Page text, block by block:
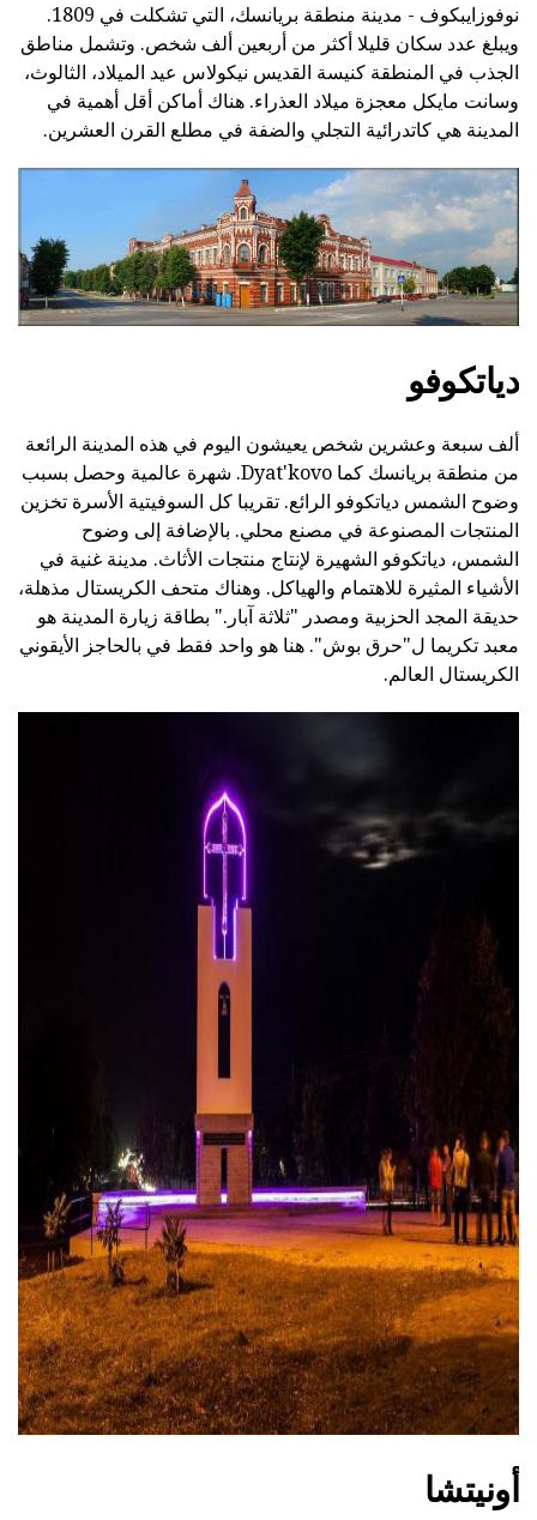
نوفوزايبكوف - مدينة منطقة بريانسك، التي تشكلت في 1809.
ويبلغ عدد سكان قليلا أكثر من أربعين ألف شخص. وتشمل مناطق
الجذب في المنطقة كنيسة القديس نيكولاس عيد الميلاد، الثالوث،
وسانت مايكل معجزة ميلاد العذراء. هناك أماكن أقل أهمية في
المدينة هي كاتدرائية التجلي والضفة في مطلع القرن العشرين.
دياتكوفو
ألف سبعة وعشرين شخص يعيشون اليوم في هذه المدينة الرائعة
من منطقة بريانسك كما Dyat'kovo. شهرة عالمية وحصل بسبب
وضوح الشمس دياتكوفو الرائع. تقريبا كل السوفيتية الأسرة تخزين
المنتجات المصنوعة في مصنع محلي. بالإضافة إلى وضوح
الشمس، دياتكوفو الشهيرة لإنتاج منتجات الأثاث. مدينة غنية في
الأشياء المثيرة للاهتمام والهياكل. وهناك متحف الكريستال مذهلة،
حديقة المجد الحزبية ومصدر "ثلاثة آبار." بطاقة زيارة المدينة هو
معبد تكريما ل"حرق بوش". هنا هو واحد فقط في بالحاجز الأيقوني
الكريستال العالم.
ad
أونيتشا